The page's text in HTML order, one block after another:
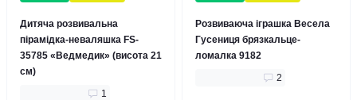
Дитяча розвивальна
пірамідка-неваляшка FS-
35785 «Ведмедик» (висота 21
см)
1
Розвиваюча іграшка Весела
Гусениця брязкальце-
ломалка 9182
2